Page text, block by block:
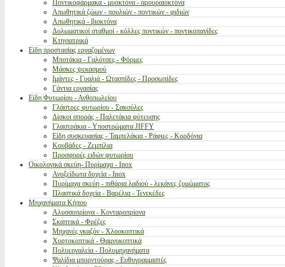
Ποντικοφάρμακα - μυοκτόνα - αρουραιοκτόνα
Απωθητικά ζώων - πουλιών - ποντικών - φιδιών
Απωθητικά - βιοκτόνα
Δολωματικοί σταθμοί - κόλλες ποντικών - ποντικοπαγίδες
Κτηνιατρικά
Είδη προστασίας εργαζομένων
Μποτάκια - Γαλότσες - Φόρμες
Μάσκες ψεκασμού
Ιμάντες - Γυαλιά - Ωτασπίδες - Προσωπίδες
Γάντια εργασίας
Είδη Φυτωρίου - Ανθοπωλείου
Γλάστρες φυτωρίου - Σακούλες
Δίσκοι σποράς - Παλετάκια φύτευσης
Γλαστράκια - Υποστρώματα JIFFY
Είδη συσκευασίας - Ταμπελάκια - Ράφιες - Κορδόνια
Κουβάδες - Ζεμπίλια
Προσφορές ειδών φυτωρίου
Οικολογικά σκεύη- Πυρίμαχα - Inox
Ανοξείδωτα δοχεία - Inox
Πυρίμαχα σκεύη - πιθάρια λαδιού - λεκάνες ζυμώματος
Πλαστικά δοχεία - Βαρέλια - Τενεκέδες
Μηχανήματα Κήπου
Αλυσσοπρίονα - Κονταροπρίονα
Σκαπτικά - Φρέζες
Μηχανές γκαζόν - Χλοοκοπτικά
Χορτοκοπτικά - Θαμνοκοπτικά
Πολυεργαλεία - Πολυμηχανήματα
Ψαλίδια μπορντούρας - Ευθυγραμμιστές